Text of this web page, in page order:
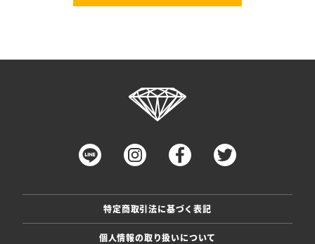
特定商取引法に基づく表記
個人情報の取り扱いについて